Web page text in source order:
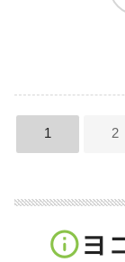
投
ビ
1 2
info_outlineヨ